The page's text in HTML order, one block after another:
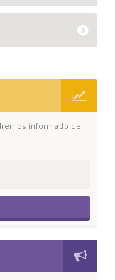
informado de